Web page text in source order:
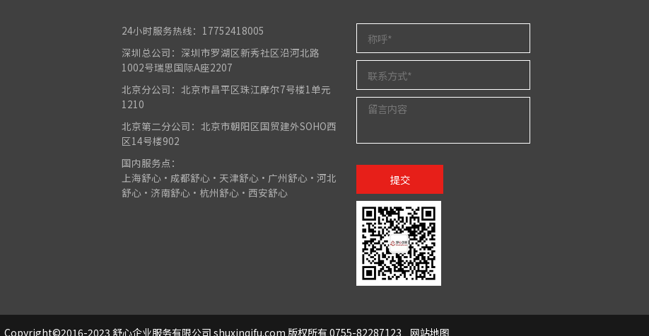
24小时服务热线：17752418005
深圳总公司：深圳市罗湖区新秀社区沿河北路
1002号瑞思国际A座2207
北京分公司：北京市昌平区珠江摩尔7号楼1单元
1210
北京第二分公司：北京市朝阳区国贸建外SOHO西
区14号楼902
国内服务点：
上海舒心•成都舒心•天津舒心•广州舒心•河北
舒心•济南舒心•杭州舒心•西安舒心
提交
Copyright©2016-2023 舒心企业服务有限公司 shuxinqifu.com 版权所有 0755-82287123 网站地图